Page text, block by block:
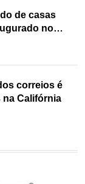
de casas
no
correios é
na Califórnia